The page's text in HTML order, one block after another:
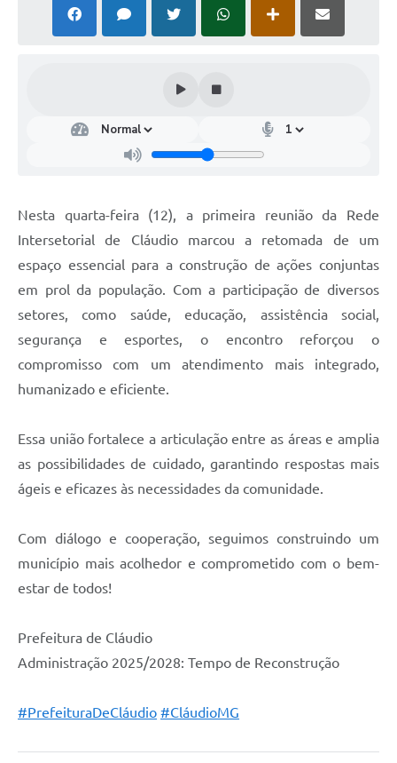
Nesta quarta-feira (12), a primeira reunião da Rede
Intersetorial de Cláudio marcou a retomada de um
espaço essencial para a construção de ações conjuntas
em prol da população. Com a participação de diversos
setores, como saúde, educação, assistência social,
segurança e esportes, o encontro reforçou o
compromisso com um atendimento mais integrado,
humanizado e eficiente.
Essa união fortalece a articulação entre as áreas e amplia
as possibilidades de cuidado, garantindo respostas mais
ágeis e eficazes às necessidades da comunidade.
Com diálogo e cooperação, seguimos construindo um
município mais acolhedor e comprometido com o bem-
estar de todos!
Prefeitura de Cláudio
Administração 2025/2028: Tempo de Reconstrução
#PrefeituraDeCláudio #CláudioMG